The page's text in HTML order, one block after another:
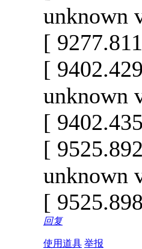
unknown
[
[
unknown
[
[
unknown
[
回复
使用道具 举报